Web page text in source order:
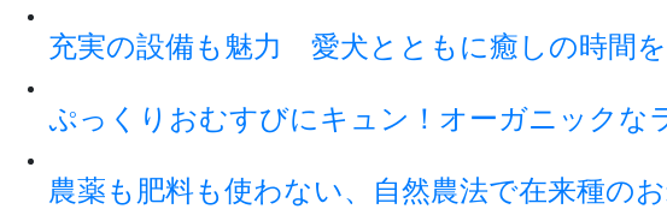
充実の設備も魅力 愛犬とともに癒しの時間
ぷっくりおむすびにキュン！オーガニックな
農薬も肥料も使わない、自然農法で在来種の